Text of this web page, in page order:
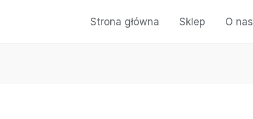
Strona główna Sklep O nas